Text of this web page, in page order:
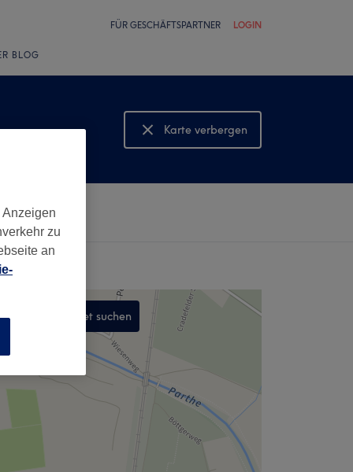
FÜR GESCHÄFTSPARTNER LOGIN
BLOG
Karte verbergen
Karte anzeigen
In diesem Gebiet suchen
zu
an